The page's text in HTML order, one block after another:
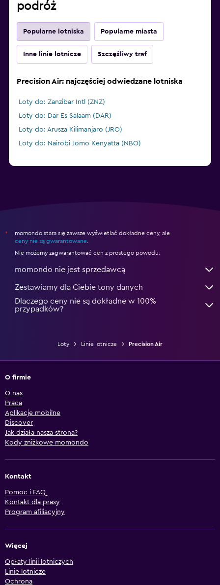
podróż
Popularne lotniska Popularne miasta
Inne linie lotnicze Szczęśliwy traf
Precision Air: najczęściej odwiedzane lotniska
Loty do: Zanzibar Intl (ZNZ)
Loty do: Dar Es Salaam (DAR)
Loty do: Arusza Kilimanjaro (JRO)
Loty do: Nairobi Jomo Kenyatta (NBO)
*
momondo stara się zawsze wyświetlać dokładne ceny, ale
ceny nie są gwarantowane
Nie możemy zagwarantować cen z prostego powodu:
momondo nie jest sprzedawcą
Zestawiamy dla Ciebie tony danych
Dlaczego ceny nie są dokładne w 100%
przypadków?
Loty Linie lotnicze Precision Air
O firmie
O nas
Praca
Aplikacje mobilne
Discover
Jak działa nasza strona?
Kody zniżkowe momondo
Kontakt
Pomoc i FAQ
Kontakt dla prasy
Program afiliacyjny
Więcej
Opłaty linii lotniczych
Linie lotnicze
Ochrona